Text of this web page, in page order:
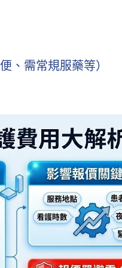
、需常規服藥等）